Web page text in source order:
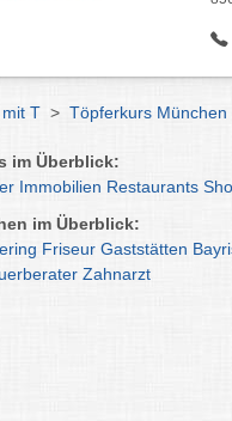
T > Töpferkurs München
im Überblick:
Immobilien Restaurants
im Überblick:
Friseur Gaststätten
Zahnarzt